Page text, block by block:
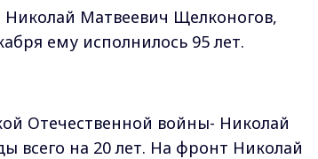
Матвеевич Щелконогов,
ему исполнилось 95 лет.
Отечественной войны- Николай
всего на 20 лет. На фронт Николай